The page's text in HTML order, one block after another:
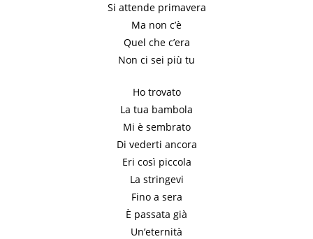
Si attende primavera
Ma non c’è
Quel che c’era
Non ci sei più tu
Ho trovato
La tua bambola
Mi è sembrato
Di vederti ancora
Eri così piccola
La stringevi
Fino a sera
È passata già
Un’eternità